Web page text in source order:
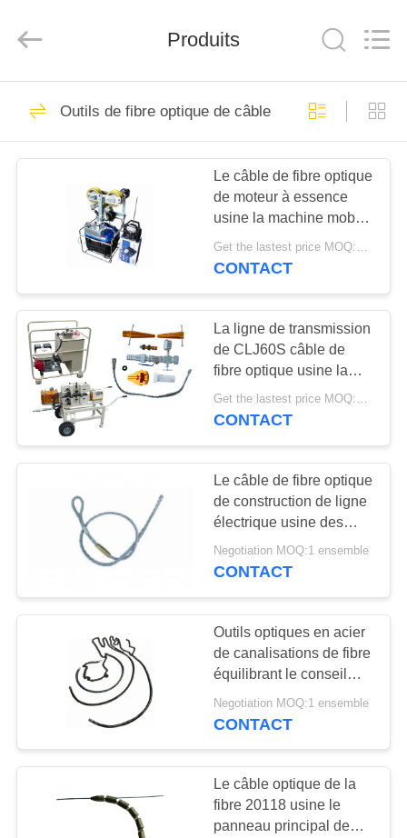
ACCUEIL
PRODUITS
PROPOS
NOUS
VISITE
DE
L'USINE
CONTRÔLE
QUALITÉ
NOUS
CONTACTER
DEMANDEZ
CITATION
Fournisseur.
Copyright
2020
treuil manuel de
Treuil marin de main
32
Treuil d'engrenage à
vis sans fin
20
Bloc de poulie de
câble
50
Produits
Outils de fibre optique de câble
Le câble de fibre optique
de moteur à essence
usine la machine mobile
de traction d'individu
Get the lastest price MOQ:1 ensemble
CONTACT
La ligne de transmission
de CLJ60S câble de
fibre optique usine la
machine de soufflement
de câble industriel
Get the lastest price MOQ:1pcs
CONTACT
Le câble de fibre optique
de construction de ligne
électrique usine des
joints de chaussette de
maille d'OPGW ADSS
Negotiation MOQ:1 ensemble
CONTACT
Outils optiques en acier
de canalisations de fibre
équilibrant le conseil
courant anti-torsion
Negotiation MOQ:1 ensemble
CONTACT
Le câble optique de la
fibre 20118 usine le
panneau principal de